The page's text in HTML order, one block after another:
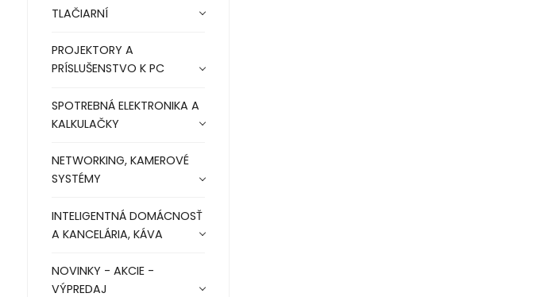
TLAČIARNÍ
PROJEKTORY A
PRÍSLUŠENSTVO K PC
SPOTREBNÁ ELEKTRONIKA A
KALKULAČKY
NETWORKING, KAMEROVÉ
SYSTÉMY
INTELIGENTNÁ DOMÁCNOSŤ
A KANCELÁRIA, KÁVA
NOVINKY - AKCIE -
VÝPREDAJ